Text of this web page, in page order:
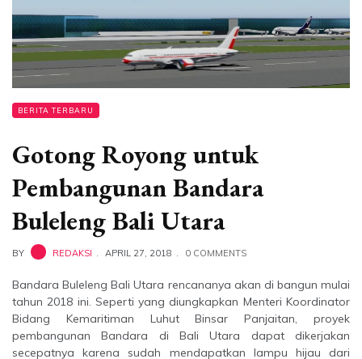
BERITA TERBARU
Gotong Royong untuk
Pembangunan Bandara
Buleleng Bali Utara
BY REDAKSI APRIL 27, 2018 0 COMMENTS
Bandara Buleleng Bali Utara rencananya akan di bangun mulai
tahun 2018 ini. Seperti yang diungkapkan Menteri Koordinator
Bidang Kemaritiman Luhut Binsar Panjaitan, proyek
pembangunan Bandara di Bali Utara dapat dikerjakan
secepatnya karena sudah mendapatkan lampu hijau dari